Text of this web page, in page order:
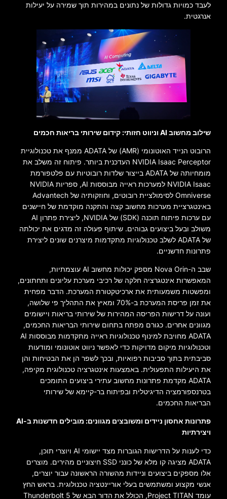
לעבד כמויות גדולות של נתונים במהירות תוך שמירה על יעילות
אנרגטית.
שילוב מחשוב AI וניווט חזותי: קידום שירותי בריאות חכמים
הרובוט הנייד האוטונומי (AMR) של ADATA ממנף את טכנולוגיית
NVIDIA Isaac Perceptor העדכנית ביותר. פיתוח זה משלב את
מומחיותה של ADATA בייצור שלדות רובוטיות עם פלטפורמת
NVIDIA Isaac למערכות ראייה מבוססות AI, ספריות NVIDIA
Omniverse לסימולציית רובוטים, וחוזקותיה של Advantech
באינטגרציית מערכות מחשוב קצה והתקנה מוקדמת של חיישנים
עם ערכות פיתוח תוכנה (SDK) של NVIDIA, ליצירת פתרון AI
משולב ובעל ביצועים גבוהים. שיתוף פעולה זה מדגים את יכולתה
של ADATA לשלב טכנולוגיות מתקדמות מיצרנים שונים ליצירת
פתרונות חדשניים.
שבב ה-Nova Orin מספק יכולות מחשוב AI עוצמתיות,
המאפשרות אינטגרציה חלקה של רכיבי מערכת עליונים ותחתונים,
ומפשטות משמעותית את ארכיטקטורת המערכת. הדבר מפחית
את זמן פריסת המערכת ב-70% ומאיץ את התהליך פי שלושה,
ועונה על דרישות הפריסה המהירות של שירותי בריאות ויישומים
מגוונים אחרים. כגורם מפתח בתחום שירותי הבריאות החכמים,
ADATA מחויבת למינוף טכנולוגיות ראייה מתקדמות מבוססות AI
וטכנולוגיות מיקום מדויקות כדי לאפשר ניווט אוטונומי ומודעות
סביבתית בתוך סביבות רפואיות, ובכך לשפר הן את הבטיחות והן
את היעילות התפעולית. באמצעות אינטגרציה טכנולוגית מקיפה,
ADATA מקדמת פתרונות מחשוב עתירי ביצועים התומכים
בטרנספורמציה הדיגיטלית ובפיתוח בר-קיימא של שירותי
הבריאות החכמים.
פתרונות אחסון ניידים ומשובצים מגוונים: מובילים חדשנות ב-AI
ויצירתיות
כדי לענות על הדרישות הגוברות מצד יישומי AI ויוצרי תוכן,
ADATA מציגה קו מלא של כונני SSD חיצוניים מהירים. מוצרים
אלו מספקים ביצועים וניידות מהשורה הראשונה עבור יוצרים,
אנשי מקצוע ומשתמשים בעלי אוריינטציה טכנולוגית. בראש החץ
עומד Project TITAN, הכולל את הדור הבא של Thunderbolt 5